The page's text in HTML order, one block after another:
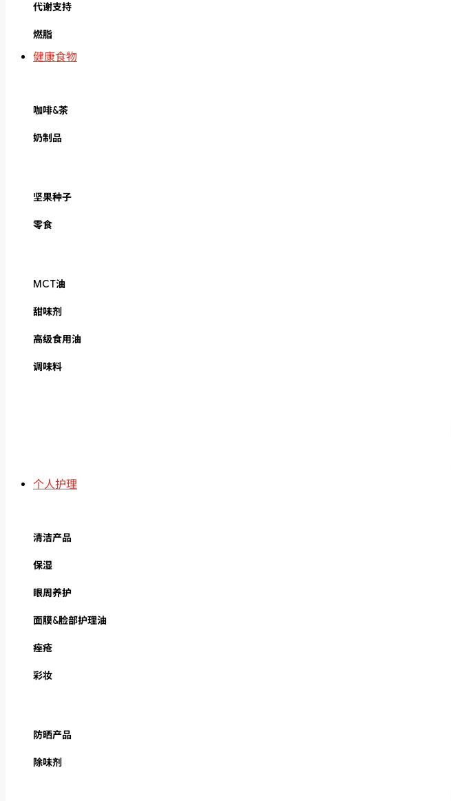
代谢支持
燃脂
健康食物
咖啡&茶
奶制品
坚果种子
零食
MCT油
甜味剂
高级食用油
调味料
个人护理
清洁产品
保湿
眼周养护
面膜&脸部护理油
痤疮
彩妆
防晒产品
除味剂